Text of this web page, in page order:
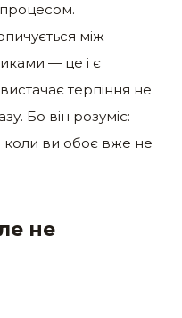
між
— це і є
терпіння не
Бо він розуміє:
ви обоє вже не
не